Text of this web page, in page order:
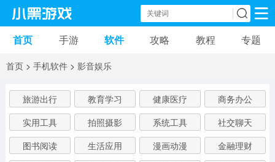
手机游戏 手机软件
安卓游戏 卡牌游戏 软件应用
益智游戏 音乐游戏 传奇游戏
首页 手游 软件 攻略 教程 专题
首页 > 手机软件 > 影音娱乐
旅游出行 教育学习 健康医疗
商务办公
实用工具
拍照摄影 系统工具
社交聊天
图书阅读
生活应用 漫画动漫
金融理财